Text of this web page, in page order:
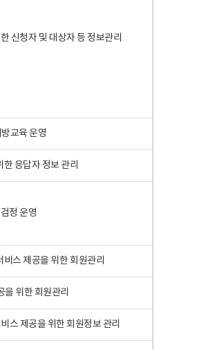
신청자 및 대상자 등 정보관리
교육 운영
응답자 정보 관리
정 운영
스 제공을 위한 회원관리
위한 회원관리
스 제공을 위한 회원정보 관리